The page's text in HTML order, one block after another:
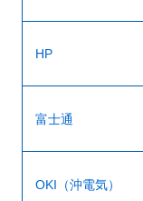
HP
富士通
OKI（沖電気）